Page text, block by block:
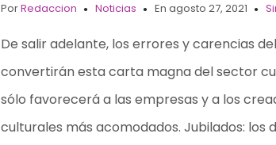
PorRedaccion Noticias En agosto 27, 2021
De salir adelante, los errores y carencias
convertirán esta carta magna del sector
sólo favorecerá a las empresas y a los
culturales más acomodados. Jubilados: